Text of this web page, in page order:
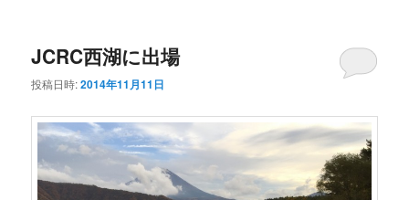
JCRC西湖に出場
投稿日時:2014年11月11日